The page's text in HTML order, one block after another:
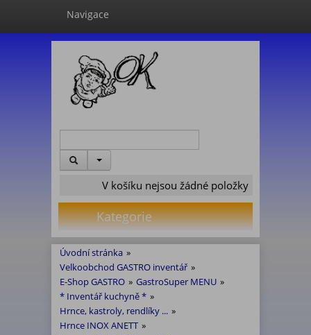
Navigace
V košíku nejsou žádné položky
Kategorie
Úvodní stránka »
Velkoobchod GASTRO inventář »
E-Shop GASTRO » GastroSuper MENU »
* Inventář kuchyně * »
Hrnce, kastroly, rendlíky ... »
Hrnce INOX ANETT »